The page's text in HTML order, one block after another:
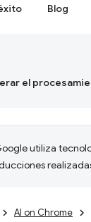
Blog
el
utiliza
AI on Chrome